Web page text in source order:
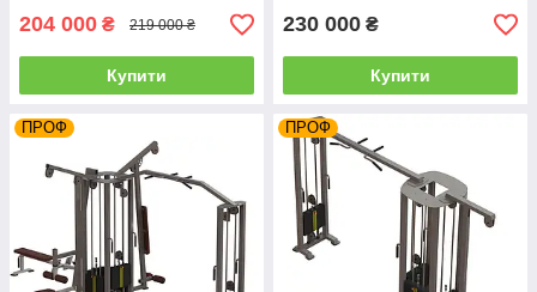
204 000 ₴ 219 000 ₴
Купити
230 000 ₴
Купити
ПРОФ ПРОФ